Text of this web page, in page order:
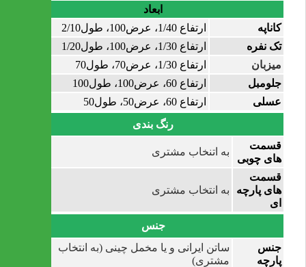
ابعاد
کاناپه
ارتفاع 1/40، عرض100، طول2/10
تک نفره
ارتفاع 1/30، عرض100، طول1/20
میزبان
ارتفاع 1/30، عرض70، طول70
جلومبل
ارتفاع 60، عرض100، طول100
عسلی
ارتفاع 60، عرض50، طول50
رنگ بندی
قسمت
های چوبی
به اتنخاب مشتری
قسمت
های پارچه
ای
به انتخاب مشتری
جنس
جنس
پارچه
ساتن ایرانی و یا مخمل چینی (به انتخاب
مشتری)